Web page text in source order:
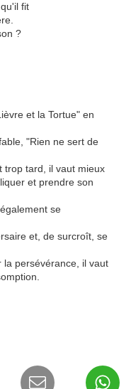
fit
?
et la Tortue" en
"Rien ne sert de
trop tard, il vaut mieux
et prendre son
se
et, de surcroît, se
la persévérance, il vaut